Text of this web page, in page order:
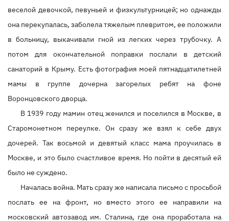
веселой девочкой, певуньей и физкультурницей; но однажды
она перекупалась, заболела тяжелым плевритом, ее положили
в больницу, выкачивали гной из легких через трубочку. А
потом для окончательной поправки послали в детский
санаторий в Крыму. Есть фотография моей пятнадцатилетней
мамы в группе дочерна загорелых ребят на фоне
Воронцовского дворца.
В 1939 году мамин отец женился и поселился в Москве, в
Старомонетном переулке. Он сразу же взял к себе двух
дочерей. Так восьмой и девятый класс мама проучилась в
Москве, и это было счастливое время. Но пойти в десятый ей
было не суждено.
Началась война. Мать сразу же написала письмо с просьбой
послать ее на фронт, но вместо этого ее направили на
московский автозавод им. Сталина, где она проработала на